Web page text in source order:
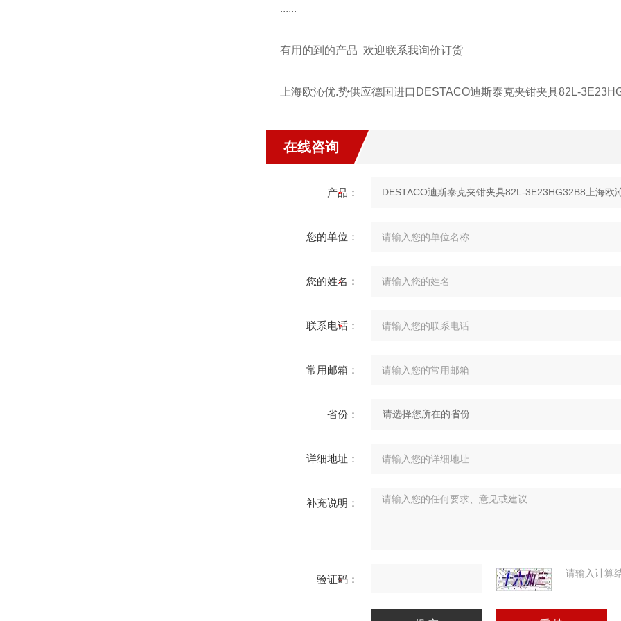
......
有用的到的产品 欢迎联系我询价订货
上海欧沁优.势供应德国进口DESTACO迪斯泰克夹钳夹具82L-
在线咨询
产品：
您的单位：
您的姓名：
联系电话：
常用邮箱：
省份：
详细地址：
补充说明：
验证码： 请输入计算